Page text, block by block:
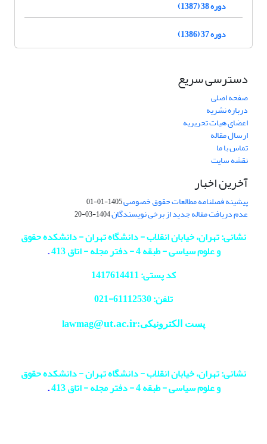
دوره 38 (1387)
دوره 37 (1386)
دسترسی سریع
صفحه اصلی
درباره نشریه
اعضای هیات تحریریه
ارسال مقاله
تماس با ما
نقشه سایت
آخرین اخبار
پیشینه فصلنامه مطالعات حقوق خصوصی1405-01-01
عدم دریافت مقاله جدید از برخی نویسندگان1404-03-20
نشانی: تهران، خیابان انقلاب - دانشگاه تهران - دانشکده حقوق
و علوم سیاسی - طبقه 4 - دفتر مجله - اتاق 413
.
کد پستی: 1417614411
تلفن: 61112530-
021
پست الکترونیکی:lawmag@ut.ac.ir
نشانی: تهران، خیابان انقلاب - دانشگاه تهران - دانشکده حقوق
و علوم سیاسی - طبقه 4 - دفتر مجله - اتاق 413
.